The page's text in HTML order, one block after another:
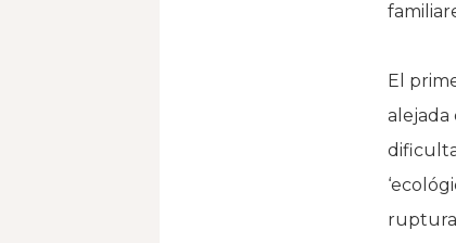
El
alejada
ruptura